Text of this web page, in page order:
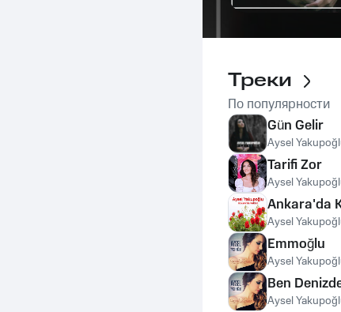
Треки
По популярности
Gün Gelir
Aysel
Tarifi Zor
Aysel
Ankara'da
Aysel
Emmoğlu
Aysel
Ben
Aysel